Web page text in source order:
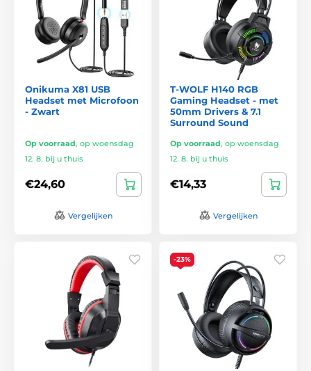
Onikuma X81 USB
Headset met Microfoon
- Zwart
Op voorraad, op woensdag
12. 8. bij u thuis
€24,60
Vergelijken
T-WOLF H140 RGB
Gaming Headset - met
50mm Drivers & 7.1
Surround Sound
Op voorraad, op woensdag
12. 8. bij u thuis
€14,33
Vergelijken
-23%